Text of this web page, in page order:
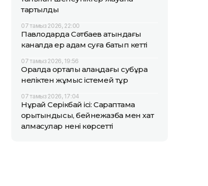
тартылды
07 тамыз 2026, 22:00
Павлодарда Сәтбаев атындағы
каналда ер адам суға батып кетті
07 тамыз 2026, 19:56
Оралда орталық алаңдағы субұрқақ
неліктен жұмыс істемей тұр
07 тамыз 2026, 17:04
Нұрай Серікбай ісі: Сараптама
қорытындысы, бейнежазба мен хат
алмасулар нені көрсетті